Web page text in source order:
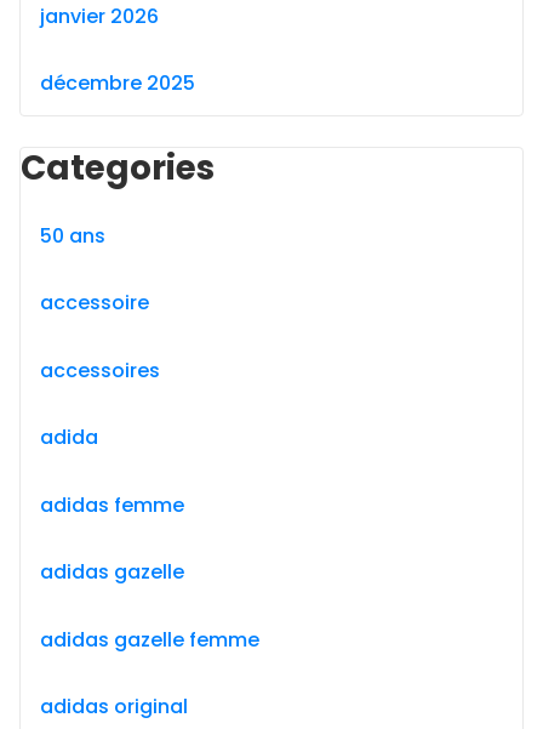
janvier 2026
décembre 2025
Categories
50 ans
accessoire
accessoires
adida
adidas femme
adidas gazelle
adidas gazelle femme
adidas original